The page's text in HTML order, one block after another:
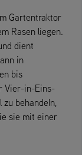
Gartentraktor
Rasen liegen.
dient
in
bis
Vier-in-Eins-
behandeln,
sie mit einer